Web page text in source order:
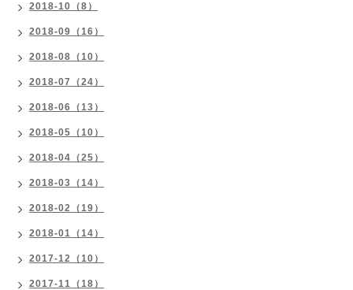
2018-10（8）
2018-09（16）
2018-08（10）
2018-07（24）
2018-06（13）
2018-05（10）
2018-04（25）
2018-03（14）
2018-02（19）
2018-01（14）
2017-12（10）
2017-11（18）